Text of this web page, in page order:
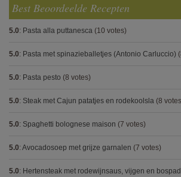
Best Beoordeelde Recepten
5.0: Pasta alla puttanesca (10 votes)
5.0: Pasta met spinazieballetjes (Antonio Carluccio)
5.0: Pasta pesto (8 votes)
5.0: Steak met Cajun patatjes en rodekoolsla (8
5.0: Spaghetti bolognese maison (7 votes)
5.0: Avocadosoep met grijze garnalen (7 votes)
5.0: Hertensteak met rodewijnsaus, vijgen en